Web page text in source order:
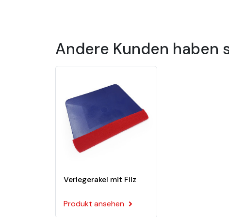
3M Scotchcal™ Series 50
3M Scotchcal Series 50-Folien sind
entwickelt wurden, wie z. B.
Diese Folie wird nur für ebene Oberflächen
Technische Daten
Material
Material
Andere Kunden
Verlegerakel mit Filz
Produkt ansehen